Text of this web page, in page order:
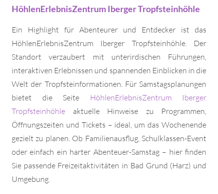
HöhlenErlebnisZentrum Iberger Tropfsteinhöhle
Ein Highlight für Abenteurer und Entdecker ist das
HöhlenErlebnisZentrum Iberger Tropfsteinhöhle. Der
Standort verzaubert mit unterirdischen Führungen,
interaktiven Erlebnissen und spannenden Einblicken in die
Welt der Tropfsteinformationen. Für Samstagsplanungen
bietet die Seite HöhlenErlebnisZentrum Iberger
Tropfsteinhöhle aktuelle Hinweise zu Programmen,
Öffnungszeiten und Tickets – ideal, um das Wochenende
gezielt zu planen. Ob Familienausflug, Schulklassen-Event
oder einfach ein harter Abenteuer-Samstag – hier finden
Sie passende Freizeitaktivitäten in Bad Grund (Harz) und
Umgebung.